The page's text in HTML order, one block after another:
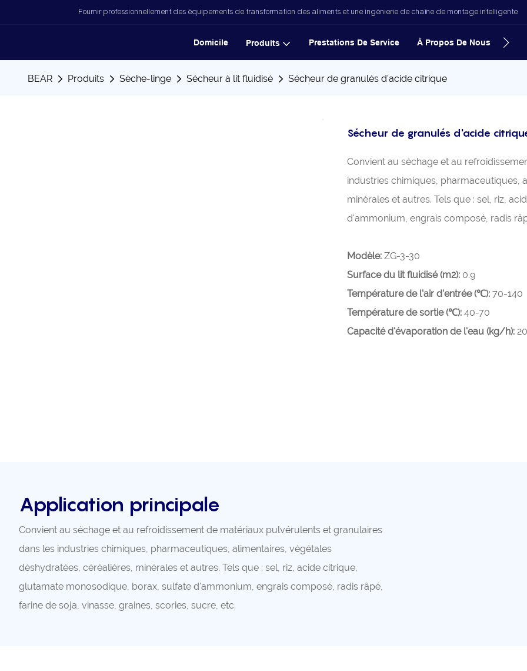
Fournir professionnellement des équipements de transformation des aliments et une ingénierie de chaîne de montage intelligente
Domicile Produits Prestations De Service À Propos De Nous
BEAR Produits Sèche-linge Sécheur à lit fluidisé Sécheur de granulés d'acide citrique
Sécheur de granulés d'acide
Convient au séchage et au
industries chimiques, pharmaceutiques,
minérales et autres. Tels que : sel, riz,
d'ammonium, engrais composé, radis
Modèle:ZG-3-30
Surface du lit fluidisé (m2): 0.9
Température de l'air d'entrée (℃):70-140
Température de sortie (℃):40-70
Capacité d'évaporation de l'eau (kg/h):
Application principale
Convient au séchage et au refroidissement de matériaux pulvérulents et granulaires
dans les industries chimiques, pharmaceutiques, alimentaires, végétales
déshydratées, céréalières, minérales et autres. Tels que : sel, riz, acide citrique,
glutamate monosodique, borax, sulfate d'ammonium, engrais composé, radis râpé,
farine de soja, vinasse, graines, scories, sucre, etc.